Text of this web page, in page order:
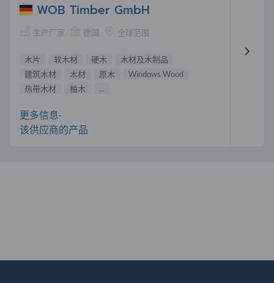
WOB Timber GmbH
生产厂家 德国 全球范围
木片 软木材 硬木
木材及木制品
建筑木材
木材 原木
Windows Wood
热带木材
柚木 ...
更多信息-
该供应商的产品